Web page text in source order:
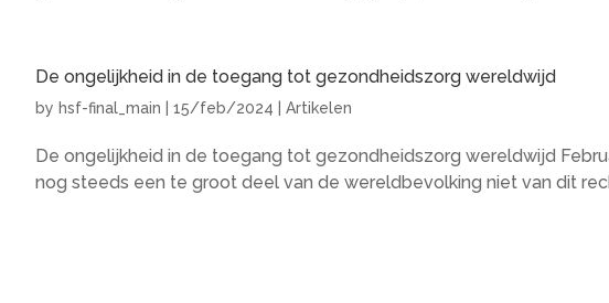
De ongelijkheid in de toegang tot gezondheidszorg wereldwijd
by hsf-final_main 15/feb/2024 Artikelen
De ongelijkheid in de toegang tot gezondheidszorg wereldwijd
nog steeds een te groot deel van de wereldbevolking niet van dit